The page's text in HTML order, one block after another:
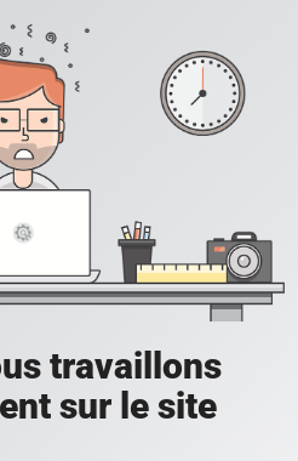
travaillons
sur le site